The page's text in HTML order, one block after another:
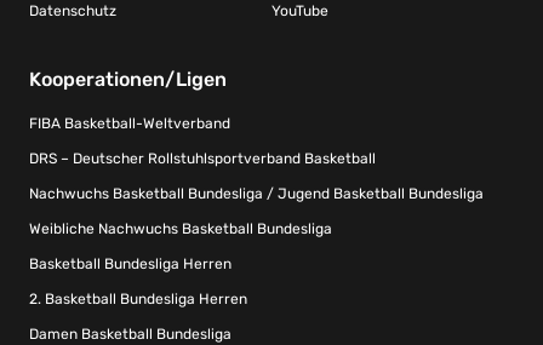
Datenschutz YouTube
Kooperationen/Ligen
FIBA Basketball-Weltverband
DRS – Deutscher Rollstuhlsportverband Basketball
Nachwuchs Basketball Bundesliga / Jugend Basketball Bundesliga
Weibliche Nachwuchs Basketball Bundesliga
Basketball Bundesliga Herren
2. Basketball Bundesliga Herren
Damen Basketball Bundesliga